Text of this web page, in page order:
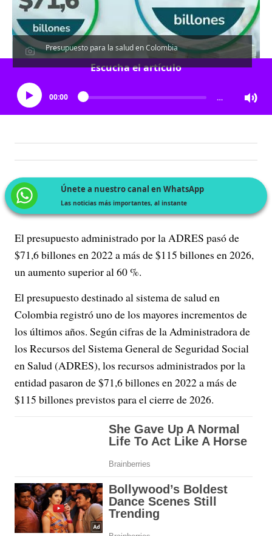
Presupuesto para la salud en Colombia
Escucha el artículo
00:00 …
Únete a nuestro canal en WhatsApp
Las noticias más importantes, al instante
El presupuesto administrado por la ADRES pasó de
$71,6 billones en 2022 a más de $115 billones en 2026,
un aumento superior al 60 %.
El presupuesto destinado al sistema de salud en
Colombia registró uno de los mayores incrementos de
los últimos años. Según cifras de la Administradora de
los Recursos del Sistema General de Seguridad Social
en Salud (ADRES), los recursos administrados por la
entidad pasaron de $71,6 billones en 2022 a más de
$115 billones previstos para el cierre de 2026.